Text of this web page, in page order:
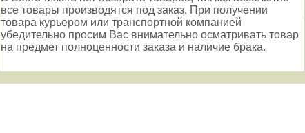
все товары производятся под заказ. При получении
товара курьером или транспортной компанией
убедительно просим Вас внимательно осматривать товар
на предмет полноценности заказа и наличие брака.